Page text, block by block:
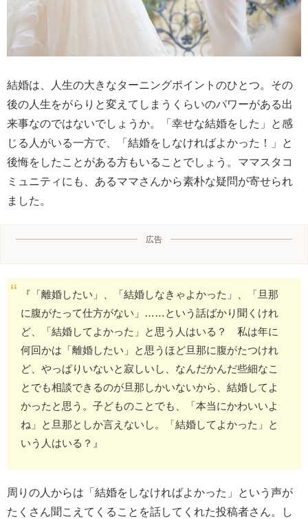
結婚は、人生の大きなターニングポイントのひとつ。その
後の人生をがらりと変えてしまうくらいのパワーがある出
来事なのではないでしょうか。「幸せな結婚をした」と感
じる人がいる一方で、「結婚をしなければよかった！」と
後悔をしたことがある方もいることでしょう。ママスタコ
ミュニティにも、あるママさんから素朴な疑問が寄せられ
ました。
広告
『「離婚したい」、「結婚しなきゃよかった」、「旦那
に腹がたって仕方がない」……という話ばかり聞くけれ
ど、「結婚してよかった」と思う人はいる？ 私は年に
何回かは「離婚したい」と思うほど旦那に腹がたつけれ
ど、やっぱりいないと寂しいし、なんだかんだ些細なこ
とでも相談できるのが旦那しかいないから、結婚してよ
かったと思う。子どものことでも、「本当にかわいいよ
ね」と旦那としか言えないし。「結婚してよかった」と
いう人はいる？』
周りの人からは「結婚をしなければよかった」という声が
たくさん聞こえてくることを話してくれた投稿者さん。し